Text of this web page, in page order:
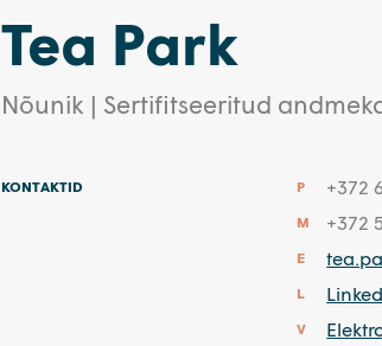
Tea Park
Nõunik | Sertifitseeritud
KONTAKTID P +372
M +372
E
L
V